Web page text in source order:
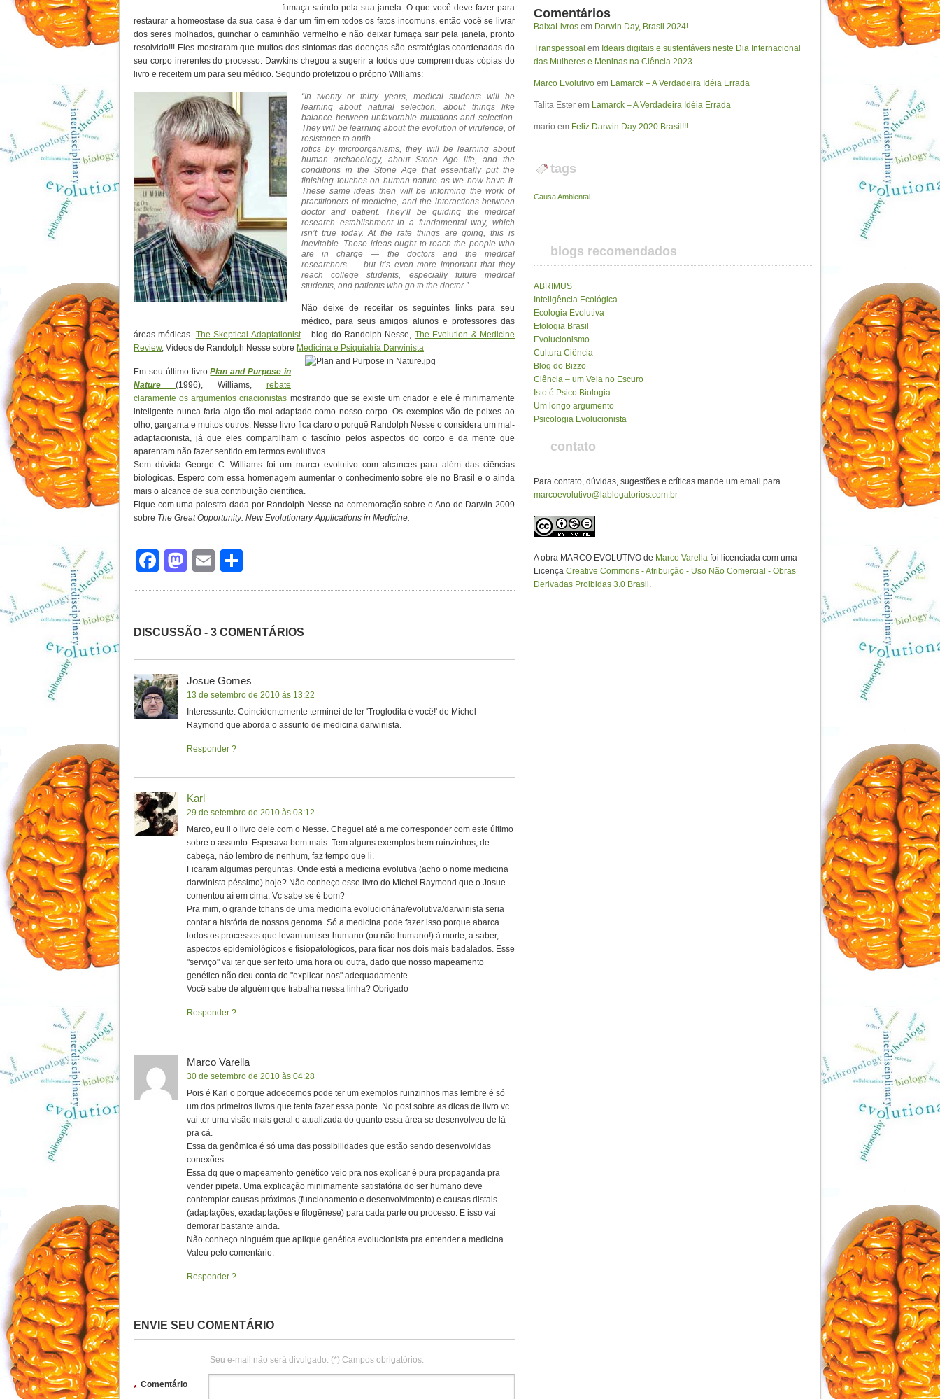
fumaça saindo pela sua janela. O que você deve fazer para
restaurar a homeostase da sua casa é dar um fim em todos os fatos incomuns, então você se livrar
dos seres molhados, guinchar o caminhão vermelho e não deixar fumaça sair pela janela, pronto
resolvido!!! Eles mostraram que muitos dos sintomas das doenças são estratégias coordenadas do
seu corpo inerentes do processo. Dawkins chegou a sugerir a todos que comprem duas cópias do
livro e receitem um para seu médico. Segundo profetizou o próprio Williams:
“In twenty or thirty years, medical students will be
learning about natural selection, about things like
balance between unfavorable mutations and selection.
They will be learning about the evolution of virulence, of
resistance to antib
iotics by microorganisms, they will be learning about
human archaeology, about Stone Age life, and the
conditions in the Stone Age that essentially put the
finishing touches on human nature as we now have it.
These same ideas then will be informing the work of
practitioners of medicine, and the interactions between
doctor and patient. They’ll be guiding the medical
research establishment in a fundamental way, which
isn’t true today. At the rate things are going, this is
inevitable. These ideas ought to reach the people who
are in charge — the doctors and the medical
researchers — but it’s even more important that they
reach college students, especially future medical
students, and patients who go to the doctor.”
Não deixe de receitar os seguintes links para seu
médico, para seus amigos alunos e professores das
áreas médicas. The Skeptical Adaptationist– blog do Randolph Nesse, The Evolution & Medicine
Review, Vídeos de Randolph Nesse sobre Medicina e Psiquiatria Darwinista
Em seu último livroPlan and Purpose in
Nature
(1996), Williams, rebate
claramente os argumentos criacionistas mostrando que se existe um criador e ele é minimamente
inteligente nunca faria algo tão mal-adaptado como nosso corpo. Os exemplos vão de peixes ao
olho, garganta e muitos outros. Nesse livro fica claro o porquê Randolph Nesse o considera um mal-
adaptacionista, já que eles compartilham o fascínio pelos aspectos do corpo e da mente que
aparentam não fazer sentido em termos evolutivos.
Sem dúvida George C. Williams foi um marco evolutivo com alcances para além das ciências
biológicas. Espero com essa homenagem aumentar o conhecimento sobre ele no Brasil e o ainda
mais o alcance de sua contribuição científica.
Fique com uma palestra dada por Randolph Nesse na comemoração sobre o Ano de Darwin 2009
sobre The Great Opportunity: New Evolutionary Applications in Medicine.
Facebook
Mastodon
Email
DISCUSSÃO - 3 COMENTÁRIOS
Josue Gomes
13 de setembro de 2010 às 13:22
Interessante. Coincidentemente terminei de ler 'Troglodita é você!' de Michel
Raymond que aborda o assunto de medicina darwinista.
Responder
Karl
29 de setembro de 2010 às 03:12
Marco, eu li o livro dele com o Nesse. Cheguei até a me corresponder com este último
sobre o assunto. Esperava bem mais. Tem alguns exemplos bem ruinzinhos, de
cabeça, não lembro de nenhum, faz tempo que li.
Ficaram algumas perguntas. Onde está a medicina evolutiva (acho o nome medicina
darwinista péssimo) hoje? Não conheço esse livro do Michel Raymond que o Josue
comentou aí em cima. Vc sabe se é bom?
Pra mim, o grande tchans de uma medicina evolucionária/evolutiva/darwinista seria
contar a história de nossos genoma. Só a medicina pode fazer isso porque abarca
todos os processos que levam um ser humano (ou não humano!) à morte, a saber,
aspectos epidemiológicos e fisiopatológicos, para ficar nos dois mais badalados. Esse
"serviço" vai ter que ser feito uma hora ou outra, dado que nosso mapeamento
genético não deu conta de "explicar-nos" adequadamente.
Você sabe de alguém que trabalha nessa linha? Obrigado
Responder
Marco Varella
30 de setembro de 2010 às 04:28
Pois é Karl o porque adoecemos pode ter um exemplos ruinzinhos mas lembre é só
um dos primeiros livros que tenta fazer essa ponte. No post sobre as dicas de livro vc
vai ter uma visão mais geral e atualizada do quanto essa área se desenvolveu de lá
pra cá.
Essa da genômica é só uma das possibilidades que estão sendo desenvolvidas
conexões.
Essa dq que o mapeamento genético veio pra nos explicar é pura propaganda pra
vender pipeta. Uma explicação minimamente satisfatória do ser humano deve
contemplar causas próximas (funcionamento e desenvolvimento) e causas distais
(adaptações, exadaptações e filogênese) para cada parte ou processo. E isso vai
demorar bastante ainda.
Não conheço ninguém que aplique genética evolucionista pra entender a medicina.
Valeu pelo comentário.
Responder
ENVIE SEU COMENTÁRIO
Seu e-mail não será divulgado. (*) Campos obrigatórios.
Comentário
*
Comentários
BaixaLivros em Darwin Day, Brasil 2024!
Transpessoal em Ideais digitais e sustentáveis neste Dia Internacional
das Mulheres e Meninas na Ciência 2023
Marco Evolutivo em Lamarck – A Verdadeira Idéia Errada
Talita Ester em Lamarck – A Verdadeira Idéia Errada
mario em Feliz Darwin Day 2020 Brasil!!!
tags
Causa Ambiental
blogs recomendados
ABRIMUS
Inteligência Ecológica
Ecologia Evolutiva
Etologia Brasil
Evolucionismo
Cultura Ciência
Blog do Bizzo
Ciência – um Vela no Escuro
Isto é Psico Biologia
Um longo argumento
Psicologia Evolucionista
contato
Para contato, dúvidas, sugestões e críticas mande um email para
marcoevolutivo@lablogatorios.com.br
A obra MARCO EVOLUTIVO de Marco Varella foi licenciada com uma
Licença Creative Commons - Atribuição - Uso Não Comercial - Obras
Derivadas Proibidas 3.0 Brasil .